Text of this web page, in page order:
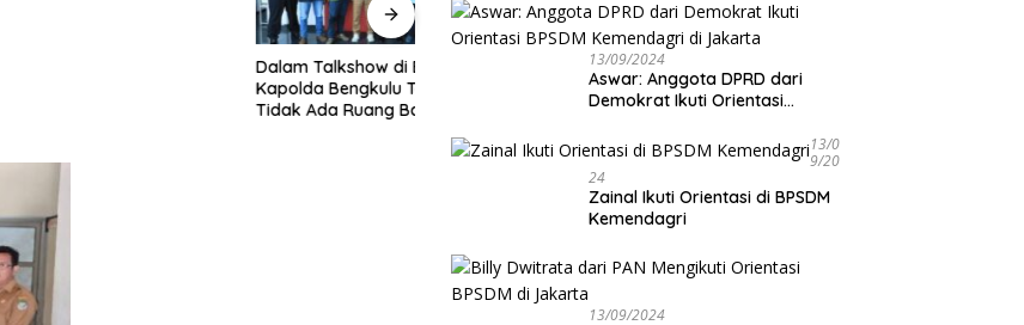
Dalam Talkshow di BETV ,
Kapolda Bengkulu Tegaskan :
Tidak Ada Ruang Bagi
Lewat Podcast Tribun
Bengkulu, Kapolda Bengkulu
Paparkan Komitmen
Profesional dan Humanis
13/09/2024
Aswar: Anggota DPRD dari
Demokrat Ikuti Orientasi
13/0
9/20
24
Zainal Ikuti Orientasi di BPSDM
Kemendagri
13/09/2024